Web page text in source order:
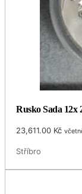
Rusko Sada
23,611.00 Kč
Stříbro